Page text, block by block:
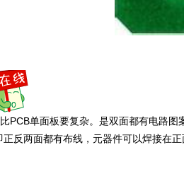
PCB单面板要复杂。是双面都有电路
反两面都有布线，元器件可以焊接在